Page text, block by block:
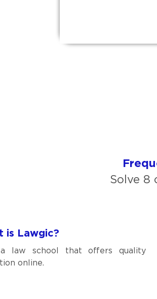
Solve 8
is Lawgic?
law school that offers quality
online.